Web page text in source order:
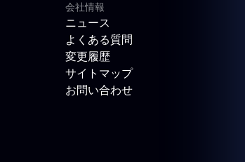
会社情報
ニュース
よくある質問
変更履歴
サイトマップ
お問い合わせ